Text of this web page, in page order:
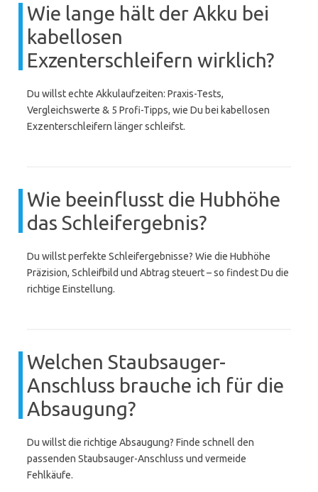
Wie lange hält der Akku bei
kabellosen
Exzenterschleifern wirklich?
Du willst echte Akkulaufzeiten: Praxis-Tests,
Vergleichswerte & 5 Profi-Tipps, wie Du bei kabellosen
Exzenterschleifern länger schleifst.
Wie beeinflusst die Hubhöhe
das Schleifergebnis?
Du willst perfekte Schleifergebnisse? Wie die Hubhöhe
Präzision, Schleifbild und Abtrag steuert – so findest Du die
richtige Einstellung.
Welchen Staubsauger-
Anschluss brauche ich für die
Absaugung?
Du willst die richtige Absaugung? Finde schnell den
passenden Staubsauger-Anschluss und vermeide
Fehlkäufe.